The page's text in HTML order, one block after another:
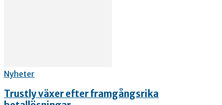
Nyheter
Trustly växer efter framgångsrika